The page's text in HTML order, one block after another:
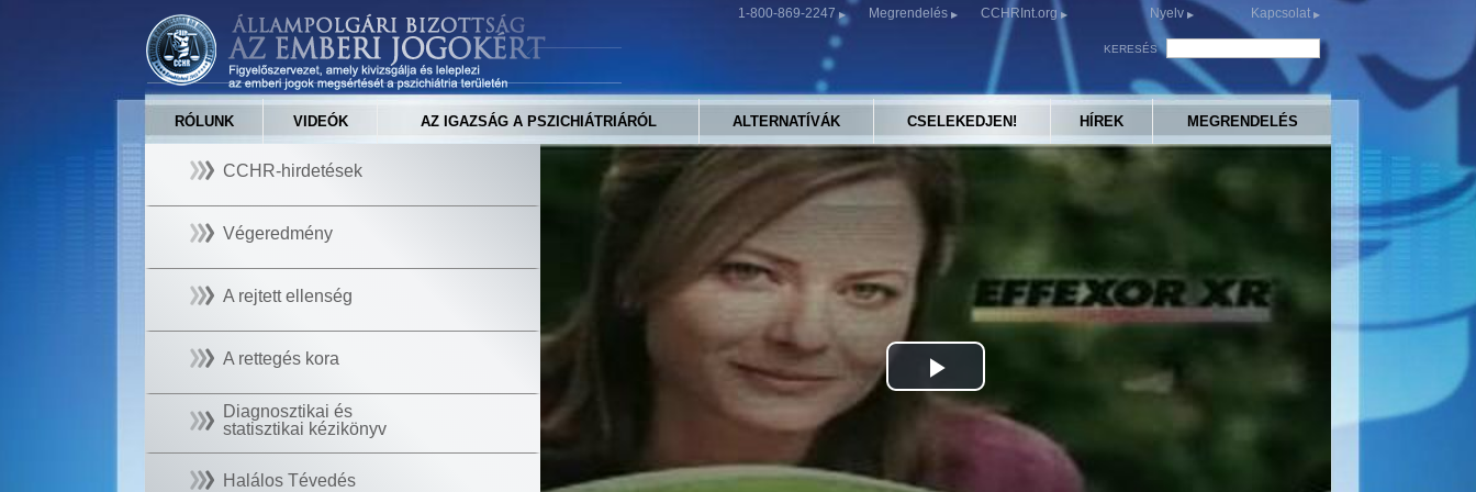
1-800-869-2247 Megrendelés CCHRInt.org Nyelv Kapcsolat
KERESÉS
RÓLUNK VIDEÓK AZ IGAZSÁG A PSZICHIÁTRIÁRÓL ALTERNATÍVÁK CSELEKEDJEN! HÍREK MEGRENDELÉS
CCHR-hirdetések
Végeredmény
A rejtett ellenség
A rettegés kora
Diagnosztikai és
statisztikai kézikönyv
Halálos Tévedés
Play
Video